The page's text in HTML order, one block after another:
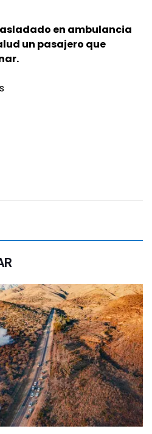
en ambulancia
un pasajero que